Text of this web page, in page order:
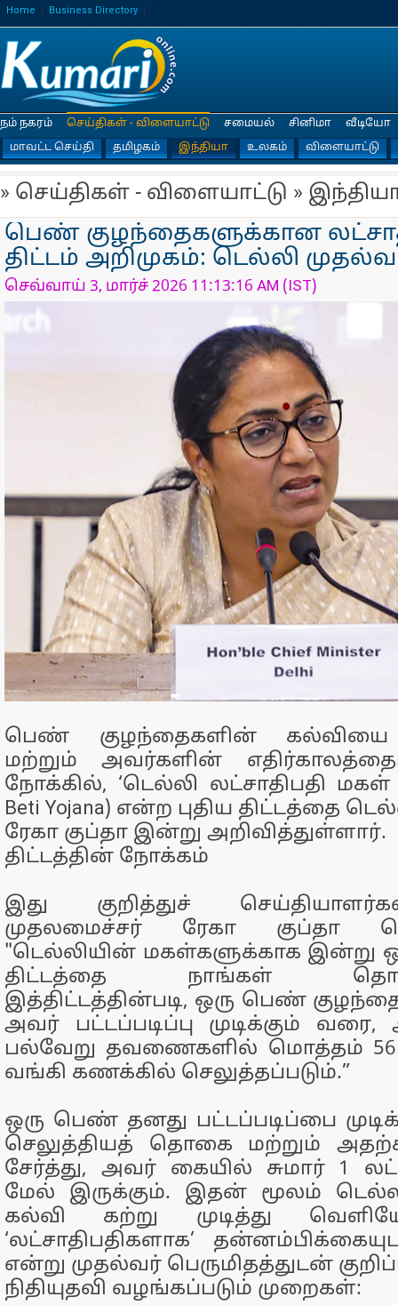
Home Business Directory
நம் நகரம்
செய்திகள் - விளையாட்டு
மாவட்ட செய்தி
தமிழகம் இந்தியா உலகம் விளையாட்டு
சமையல் சினிமா வீடியோ
» செய்திகள் - விளையாட்டு »
பெண் குழந்தைகளுக்கான
திட்டம் அறிமுகம்: டெல்லி
செவ்வாய் 3, மார்ச் 2026 11:13:16 AM (IST)
பெண் குழந்தைகளின் கல்வியை
மற்றும் அவர்களின்
நோக்கில், ‘டெல்லி லட்சாதிபதி மகள்
Beti Yojana) என்ற புதிய திட்டத்தை
ரேகா குப்தா இன்று அறிவித்துள்ளார்.
திட்டத்தின் நோக்கம்
இது குறித்துச்
முதலமைச்சர் ரேகா குப்தா
"டெல்லியின் மகள்களுக்காக இன்று
திட்டத்தை நாங்கள்
இத்திட்டத்தின்படி, ஒரு பெண்
அவர் பட்டப்படிப்பு முடிக்கும் வரை,
பல்வேறு தவணைகளில் மொத்தம் 56
வங்கி கணக்கில் செலுத்தப்படும்.”
ஒரு பெண் தனது பட்டப்படிப்பை
செலுத்தியத் தொகை மற்றும்
சேர்த்து, அவர் கையில் சுமார் 1
மேல் இருக்கும். இதன் மூலம்
கல்வி கற்று முடித்து
‘லட்சாதிபதிகளாக’
என்று முதல்வர் பெருமிதத்துடன்
நிதியுதவி வழங்கப்படும் முறைகள்: